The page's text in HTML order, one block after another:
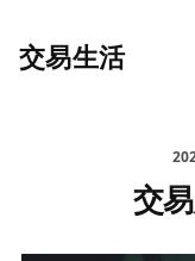
交易生活
交